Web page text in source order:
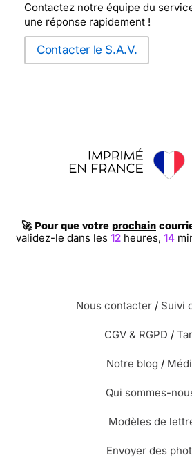
Contactez notre équipe du
une réponse rapidement !
Contacter le S.A.V.
🚀 Pour que votre prochain
validez-le dans les 12heures, 14
Nous contacter / Suivi
CGV & RGPD /
Notre blog /
Qui sommes-
Modèles de
Envoyer des